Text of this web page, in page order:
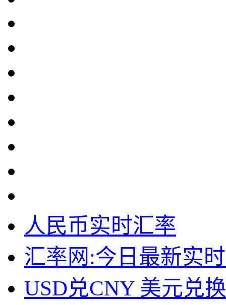
人民币实时汇率
汇率网:今日最新实
USD兑CNY 美元兑